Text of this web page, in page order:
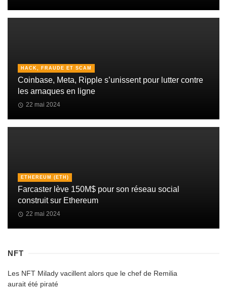
HACK, FRAUDE ET SCAM
Coinbase, Meta, Ripple s’unissent pour lutter contre
les arnaques en ligne
22 mai 2024
ETHEREUM (ETH)
Farcaster lève 150M$ pour son réseau social
construit sur Ethereum
22 mai 2024
NFT
Les NFT Milady vacillent alors que le chef de Remilia
aurait été piraté